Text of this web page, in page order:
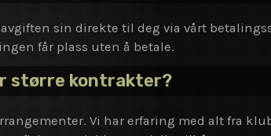
sin direkte til deg via vårt
får plass uten å betale.
større kontrakter?
Vi har erfaring med alt fra